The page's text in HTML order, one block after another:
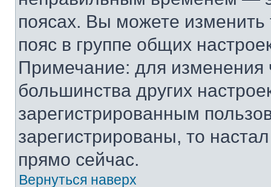
поясах. Вы можете изменить
пояс в группе общих
Примечание: для изменения
большинства других
зарегистрированным
зарегистрированы, то
прямо сейчас.
Вернуться наверх